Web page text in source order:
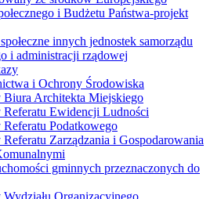
i Budżetu Państwa-projekt
innych jednostek samorządu
i administracji rządowej
i Ochrony Środowiska
Architekta Miejskiego
Ewidencji Ludności
Podatkowego
Zarządzania i Gospodarowania
gminnych przeznaczonych do
Organizacyjnego